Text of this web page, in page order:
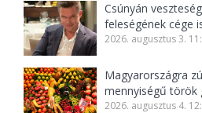
Csúnyán
feleségének cége
2026. augusztus 3.
Magyarországra
mennyiségű török
2026. augusztus 4.